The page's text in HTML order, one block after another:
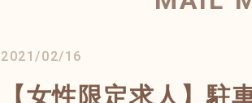
2021/02/16
【女性限定求人】